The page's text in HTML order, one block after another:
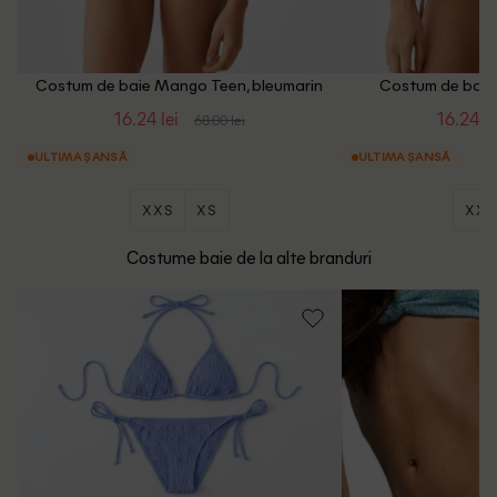
Costum de baie Mango Teen, bleumarin
16.24 lei 68.00 lei
ULTIMA ȘANSĂ
XXS XS
Costum de
16.24
ULTIMA ȘANSĂ
XXS
Costume baie de la alte branduri